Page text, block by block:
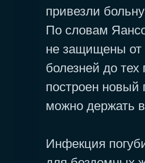
привезли
По словам
не защищены
болезней до тех
построен новый
можно держать
Инфекция